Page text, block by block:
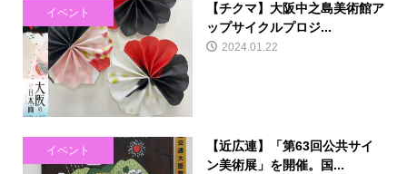
イベント
【チクマ】大阪中之島美術館ア
ップサイクルプロジ...
2024.01.22
イベント
【近広連】「第63回公共サイ
ン美術展」を開催。国...